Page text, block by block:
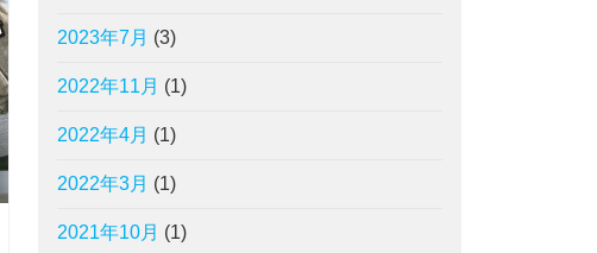
2023年7月 (3)
2022年11月 (1)
2022年4月 (1)
2022年3月 (1)
2021年10月 (1)